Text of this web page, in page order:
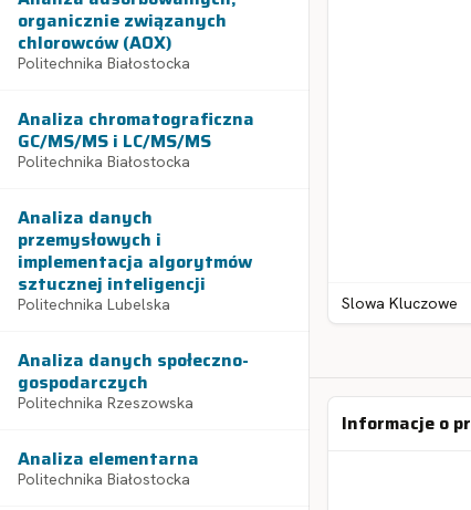
organicznie związanych
chlorowców (AOX)
Politechnika Białostocka
Analiza chromatograficzna
GC/MS/MS i LC/MS/MS
Politechnika Białostocka
Analiza danych
przemysłowych i
implementacja algorytmów
sztucznej inteligencji
Politechnika Lubelska
Analiza danych społeczno-
gospodarczych
Politechnika Rzeszowska
Analiza elementarna
Politechnika Białostocka
Slowa Kluczowe
Informacje o